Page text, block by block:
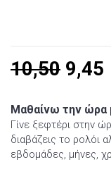
10,50 9,45
Μαθαίνω την ώρα
Γίνε ξεφτέρι στην
διαβάζεις το ρολόι
εβδομάδες, μήνες,